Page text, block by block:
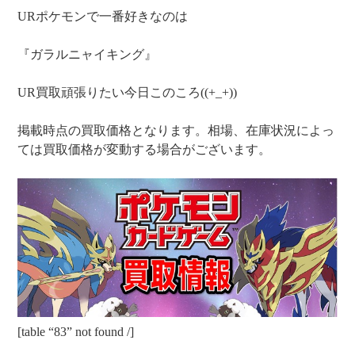
URポケモンで一番好きなのは
『ガラルニャイキング』
UR買取頑張りたい今日このころ((+_+))
掲載時点の買取価格となります。相場、在庫状況によっ
ては買取価格が変動する場合がございます。
[table “83” not found /]